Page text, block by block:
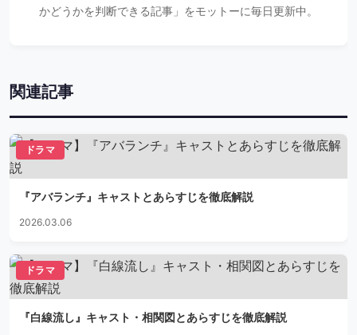
かどうかを判断できる記事」をモットーに毎日更新中。
関連記事
ドラマ
『アバランチ』キャストとあらすじを徹底解説
2026.03.06
ドラマ
『白線流し』キャスト・相関図とあらすじを徹底解説